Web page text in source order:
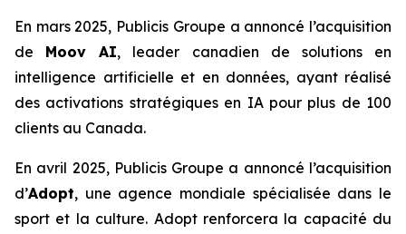
En mars 2025, Publicis Groupe a annoncé l’acquisition
de Moov AI, leader canadien de solutions en
intelligence artificielle et en données, ayant réalisé
des activations stratégiques en IA pour plus de 100
clients au Canada.
En avril 2025, Publicis Groupe a annoncé l’acquisition
d’Adopt, une agence mondiale spécialisée dans le
sport et la culture. Adopt renforcera la capacité du